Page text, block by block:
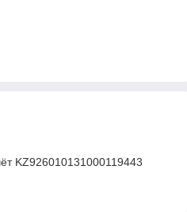
KZ926010131000119443